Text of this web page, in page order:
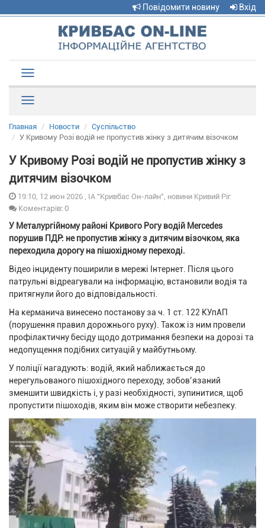
Повідомити новину Вхід
navigation
Главная Новости
Суспільство
У Кривому Розі водій не пропустив жінку з дитячим візочком
У Кривому Розі водій не пропустив жінку з
дитячим візочком
19:10, 12 июн 2026 , ІА "Кривбас Он-лайн", новини Кривий Ріг
Коментарів: 0
У Металургійному районі Кривого Рогу водій Mercedes
порушив ПДР: не пропустив жінку з дитячим візочком, яка
переходила дорогу на пішохідному переході.
Відео інциденту поширили в мережі Інтернет. Після цього
патрульні відреагували на інформацію, встановили водія та
притягнули його до відповідальності.
На керманича винесено постанову за ч. 1 ст. 122 КУпАП
(порушення правил дорожнього руху). Також із ним провели
профілактичну бесіду щодо дотримання безпеки на дорозі та
недопущення подібних ситуацій у майбутньому.
У поліції нагадують: водій, який наближається до
нерегульованого пішохідного переходу, зобов’язаний
зменшити швидкість і, у разі необхідності, зупинитися, щоб
пропустити пішоходів, яким він може створити небезпеку.